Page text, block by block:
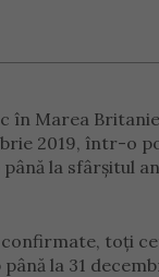
în Marea
2019, într-o
la sfârșitul
confirmate, toți
la 31